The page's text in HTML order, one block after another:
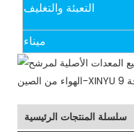
التعبئة والتغليف
ميناء
سلسلة المنتجات الرئيسية